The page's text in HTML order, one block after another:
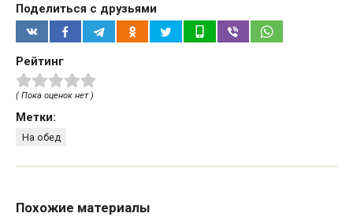
Поделиться с друзьями
Рейтинг
( Пока оценок нет )
Метки:
На обед
Похожие материалы